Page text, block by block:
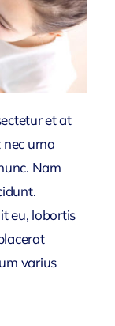
et at
urna
Nam
eu, lobortis
varius